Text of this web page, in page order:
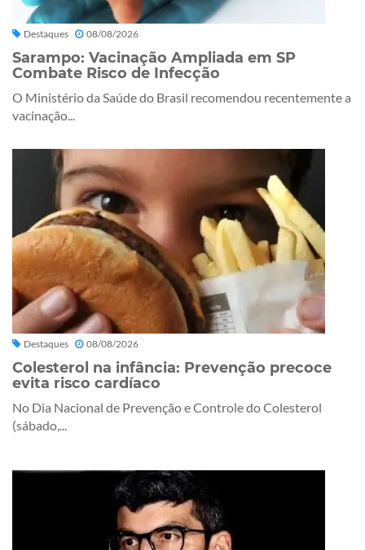
Destaques 08/08/2026
Sarampo: Vacinação Ampliada em SP
Combate Risco de Infecção
O Ministério da Saúde do Brasil recomendou recentemente a
vacinação...
Destaques 08/08/2026
Colesterol na infância: Prevenção precoce
evita risco cardíaco
No Dia Nacional de Prevenção e Controle do Colesterol
(sábado,...